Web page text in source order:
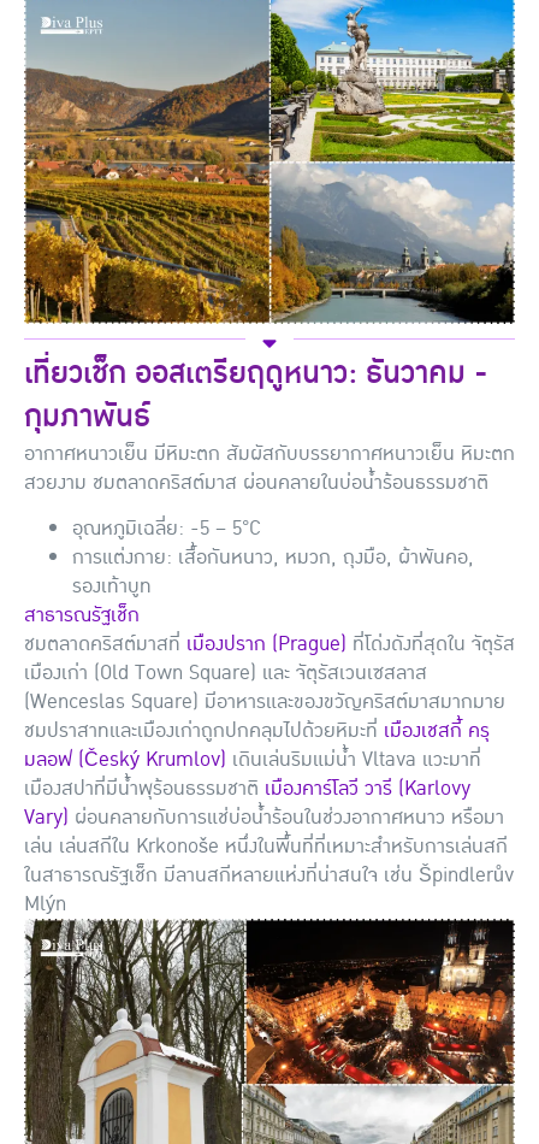
เที่ยวเช็ก ออสเตรียฤดูหนาว: ธันวาคม -
กุมภาพันธ์
อากาศหนาวเย็น มีหิมะตก สัมผัสกับบรรยากาศหนาวเย็น หิมะตก
สวยงาม ชมตลาดคริสต์มาส ผ่อนคลายในบ่อน้ำร้อนธรรมชาติ
อุณหภูมิเฉลี่ย: -5 – 5°C
การแต่งกาย: เสื้อกันหนาว, หมวก, ถุงมือ, ผ้าพันคอ,
รองเท้าบูท
สาธารณรัฐเช็ก
ชมตลาดคริสต์มาสที่ เมืองปราก (Prague) ที่โด่งดังที่สุดใน จัตุรัส
เมืองเก่า (Old Town Square) และ จัตุรัสเวนเซสลาส
(Wenceslas Square) มีอาหารและของขวัญคริสต์มาสมากมาย
ชมปราสาทและเมืองเก่าถูกปกคลุมไปด้วยหิมะที่ เมืองเชสกี้ ครุ
มลอฟ (Český Krumlov) เดินเล่นริมแม่น้ำ Vltava แวะมาที่
เมืองสปาที่มีน้ำพุร้อนธรรมชาติ เมืองคาร์โลวี วารี (Karlovy
Vary) ผ่อนคลายกับการแช่บ่อน้ำร้อนในช่วงอากาศหนาว หรือมา
เล่น เล่นสกีใน Krkonoše หนึ่งในพื้นที่ที่เหมาะสำหรับการเล่นสกี
ในสาธารณรัฐเช็ก มีลานสกีหลายแห่งที่น่าสนใจ เช่น Špindlerův
Mlýn